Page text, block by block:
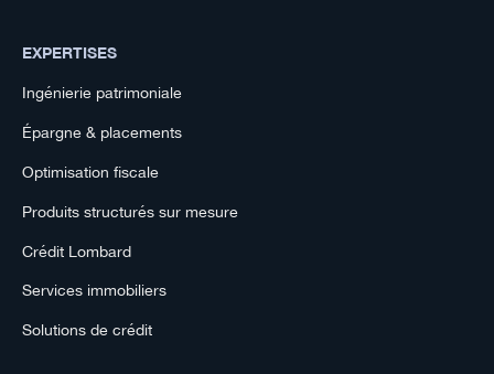
EXPERTISES
Ingénierie patrimoniale
Épargne & placements
Optimisation fiscale
Produits structurés sur mesure
Crédit Lombard
Services immobiliers
Solutions de crédit